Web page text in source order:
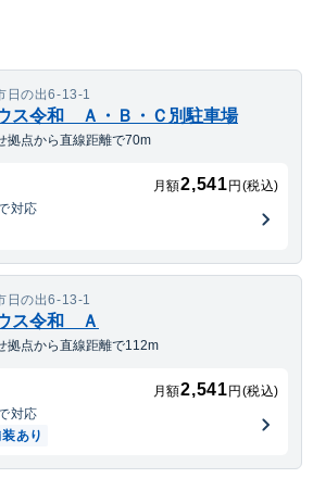
日の出6-13-1
ス令和 Ａ・Ｂ・Ｃ別駐車場
拠点から直線距離で70m
月額2,541 円(税込)
対応
日の出6-13-1
ス令和 Ａ
拠点から直線距離で112m
月額2,541 円(税込)
対応
あり